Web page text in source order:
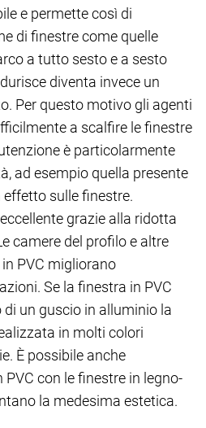
e permette così di
di finestre come quelle
a tutto sesto e a sesto
diventa invece un
Per questo motivo gli agenti
a scalfire le finestre
è particolarmente
ad esempio quella presente
effetto sulle finestre.
grazie alla ridotta
camere del profilo e altre
PVC migliorano
Se la finestra in PVC
un guscio in alluminio la
in molti colori
È possibile anche
con le finestre in legno-
la medesima estetica.